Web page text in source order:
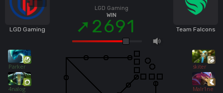
LGD Gaming
Parker
4nalog
LGD Gaming
WIN
2691
skiter
Malr1ne
Team Falcons